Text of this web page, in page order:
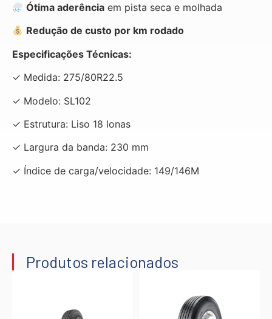
Ótima aderência em pista seca e molhada
Redução de custo por km rodado
Especificações Técnicas:
✓ Medida: 275/80R22.5
✓ Modelo: SL102
✓ Estrutura: Liso 18 lonas
✓ Largura da banda: 230 mm
✓ Índice de carga/velocidade: 149/146M
Produtos relacionados